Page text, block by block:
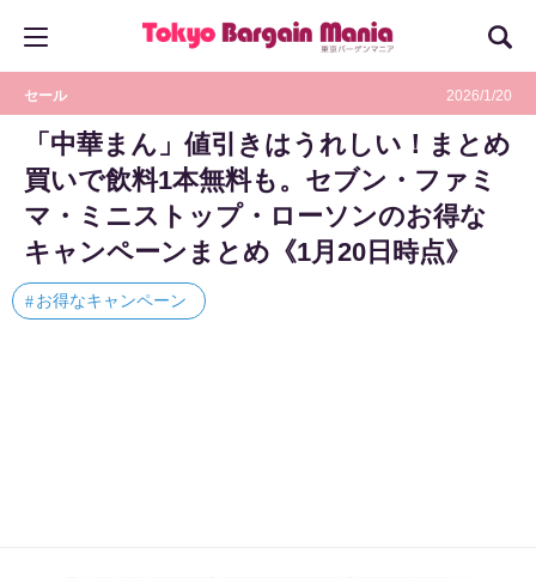
セール 2026/1/20
「中華まん」値引きはうれしい！まとめ
買いで飲料1本無料も。セブン・ファミ
マ・ミニストップ・ローソンのお得な
キャンペーンまとめ《1月20日時点》
お得なキャンペーン